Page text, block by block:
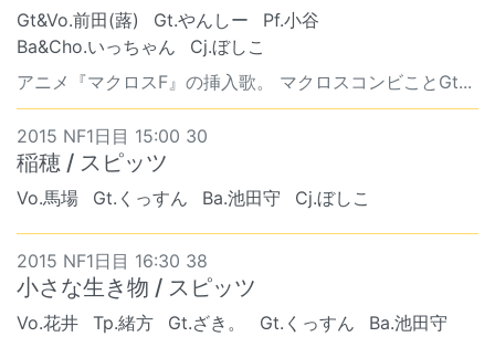
Gt&Vo.前田(蕗) Gt.やんしー
Pf.小谷
Ba&Cho.いっちゃん
Cj.ぼしこ
アニメ『マクロスF』の挿入歌。 マクロスコンビことGt...
2015 NF1日目 15:00 30
稲穂 / スピッツ
Vo.馬場 Gt.くっすん Ba.池田守 Cj.ぼしこ
2015 NF1日目 16:30 38
小さな生き物 / スピッツ
Vo.花井 Tp.緒方 Gt.ざき。 Gt.くっすん
Ba.池田守